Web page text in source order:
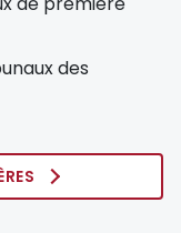
des